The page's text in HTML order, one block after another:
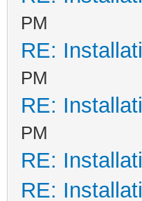
PM
RE:
PM
RE:
PM
RE:
RE: